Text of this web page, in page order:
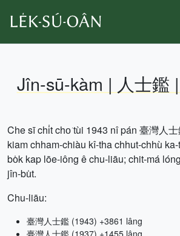
Jîn-sū-kàm | 人士鑑
Che sī chi̍t cho͘ tùi 1943 nî pán 臺灣人
kiam chham-chiàu kî-tha chhut-chhù
bo̍k kap lōe-iông ê chu-liāu; chit-má
jîn-bu̍t.
Chu-liāu:
臺灣人士鑑 (1943) +3861 lâng
臺灣人士鑑 (1937) +1455 lâng